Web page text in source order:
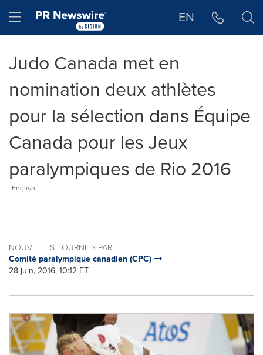
Hamburger menu EN
Judo Canada met en
nomination deux athlètes
pour la sélection dans Équipe
Canada pour les Jeux
paralympiques de Rio 2016
English
NOUVELLES FOURNIES PAR
Comité paralympique canadien (CPC)
28 juin, 2016, 10:12 ET